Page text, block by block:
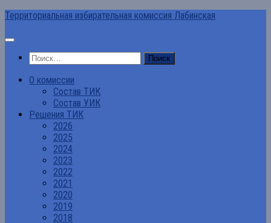
Перейти
содержимому
Территориальная избирательная комиссия Лабинская
Найти:
О комиссии
Состав ТИК
Состав УИК
Решения ТИК
2026
2025
2024
2023
2022
2021
2020
2019
2018